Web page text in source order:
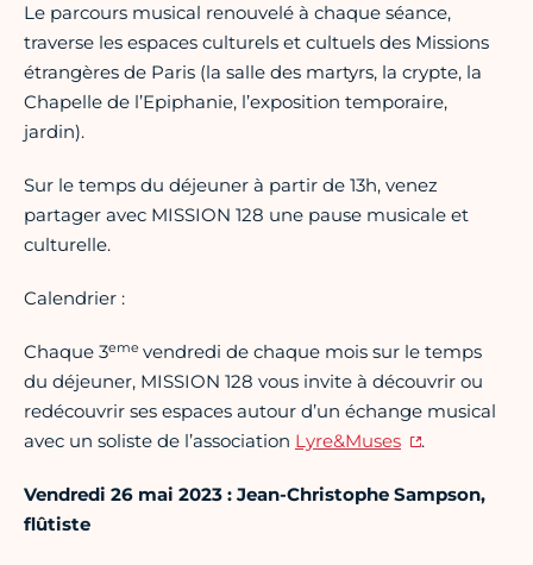
Le parcours musical renouvelé à chaque séance,
traverse les espaces culturels et cultuels des Missions
étrangères de Paris (la salle des martyrs, la crypte, la
Chapelle de l’Epiphanie, l’exposition temporaire,
jardin).
Sur le temps du déjeuner à partir de 13h, venez
partager avec MISSION 128 une pause musicale et
culturelle.
Calendrier :
Chaque 3eme vendredi de chaque mois sur le temps
du déjeuner, MISSION 128 vous invite à découvrir ou
redécouvrir ses espaces autour d’un échange musical
avec un soliste de l’association Lyre&Muses .
Vendredi 26 mai 2023 : Jean-Christophe Sampson,
flûtiste